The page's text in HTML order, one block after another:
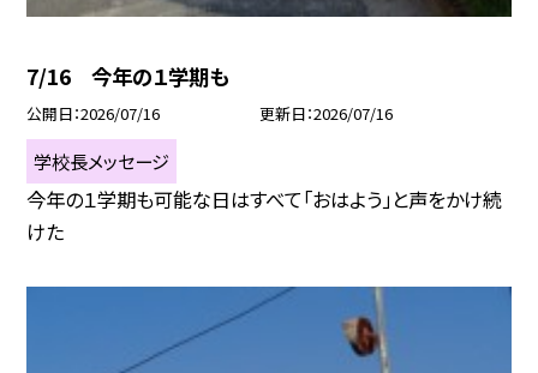
7/16 今年の１学期も
公開日 2026/07/16 更新日 2026/07/16
学校長メッセージ
今年の１学期も可能な日はすべて「おはよう」と声をかけ続
けた